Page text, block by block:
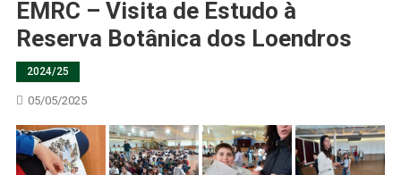
EMRC – Visita de Estudo à
Reserva Botânica dos Loendros
2024/25
05/05/2025